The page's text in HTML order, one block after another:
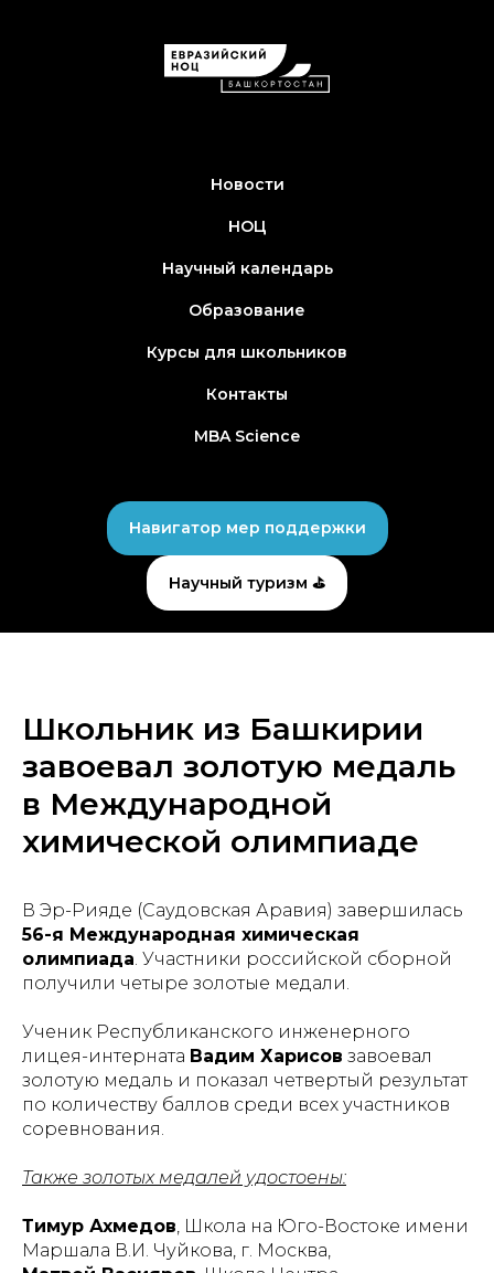
Новости
НОЦ
Научный календарь
Образование
Курсы для школьников
Контакты
MBA Science
Навигатор мер поддержки
Научный туризм ⛳
Школьник из Башкирии
завоевал золотую медаль
в Международной
химической олимпиаде
В Эр-Рияде (Саудовская Аравия) завершилась
56-я Международная химическая
олимпиада. Участники российской сборной
получили четыре золотые медали.
Ученик Республиканского инженерного
лицея-интерната Вадим Харисов завоевал
золотую медаль и показал четвертый результат
по количеству баллов среди всех участников
соревнования.
Также золотых медалей удостоены:
Тимур Ахмедов, Школа на Юго-Востоке имени
Маршала В.И. Чуйкова, г. Москва,